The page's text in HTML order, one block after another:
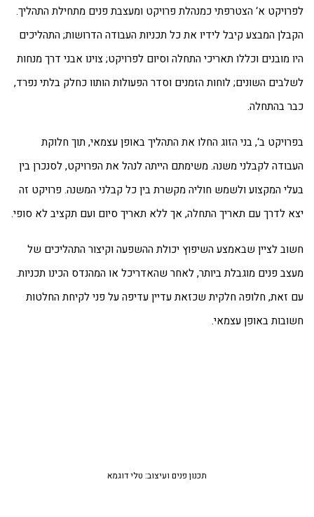
א‘ הצטרפתי כמנהלת פרויקט ומעצבת פנים מתחילת התהליך.
המבצע קיבל לידיו את כל תכניות העבודה הדרושות; התהליכים
מובנים וכללו תאריכי התחלה וסיום לפרויקט; צוינו אבני דרך מנחות
השונים; לוחות הזמנים וסדר הפעולות הותוו כחלק בלתי נפרד,
בהתחלה.
ב‘, בני הזוג החלו את התהליך באופן עצמאי, תוך חלוקת
לקבלני משנה. משימתם הייתה לנהל את הפרויקט, לסנכרן בין
המקצוע ולשמש חוליה מקשרת בין כל קבלני המשנה. פרויקט זה
לדרך עם תאריך התחלה, אך ללא תאריך סיום ועם תקציב לא סופי.
לציין שבאמצע השיפוץ יכולת ההשפעה וקיצור התהליכים של
פנים מוגבלת ביותר, לאחר שהאדריכל או המהנדס הכינו תכניות.
זאת, חלופה חלקית שכזאת עדיין עדיפה על פני לקיחת החלטות
באופן עצמאי.
תכנון פנים ועיצוב: טלי דוגמא